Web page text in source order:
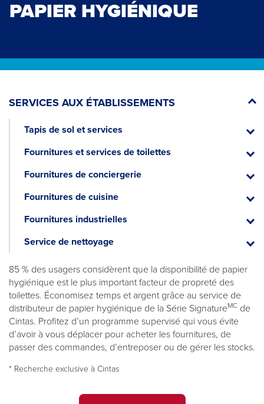
PAPIER HYGIÉNIQUE
SERVICES AUX ÉTABLISSEMENTS
Tapis de sol et services Tapis
sol
Fournitures et services de toilettes
Fournitures de conciergerie
Fournitures de cuisine
Fournitures industrielles
Service de nettoyage
85 % des usagers considèrent que la disponibilité de papier
hygiénique est le plus important facteur de propreté des
toilettes. Économisez temps et argent grâce au service de
distributeur de papier hygiénique de la Série SignatureMC de
Cintas. Profitez d’un programme supervisé qui vous évite
d’avoir à vous déplacer pour acheter les fournitures, de
passer des commandes, d’entreposer ou de gérer les stocks.
* Recherche exclusive à Cintas